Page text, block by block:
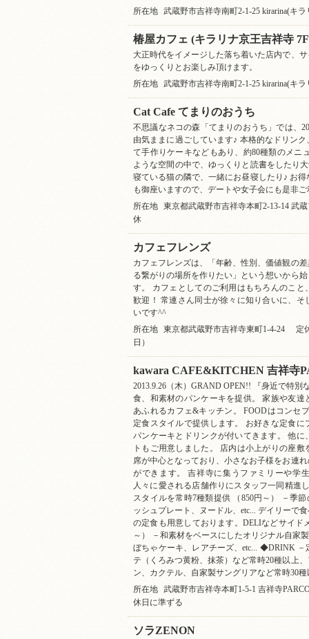
所在地
武蔵野市吉祥寺南町2-1-25 kirarina(キ
椿屋カフェ (キラリナ京王吉祥寺
大正時代をイメージした落ち着いた店内で、
をゆっくりとお楽しみ頂けます。
所在地
武蔵野市吉祥寺南町2-1-25 kirarina(キ
Cat Cafe てまりのおうち
不思議なネコの森「てまりのおうち」では、
由気ままに過ごしています♪ 本格的なドリン
て手作りケーキなどもあり、約80種類のメニ
ような空間の中で、ゆっくりと読書をしたり
寝ている猫の隣で、一緒にお昼寝したり♪ お
も御座いますので、デートや女子会にも是非
所在地
東京都武蔵野市吉祥寺本町2-13-14 武
休
カフェフレンズ
カフェフレンズは、「年齢、性別、価値観の
る繋がりの場所を作りたい」という想いから
す。 カフェとしてのご利用はもちろんのこ
歓迎！ 常連さん同士が徐々に知り合いに、
いです^^
所在地
東京都武蔵野市吉祥寺東町1-4-24
定
日）
kawara CAFE&KITCHEN 吉祥寺
2013.9.26（木）GRAND OPEN!! 『身近で特別
食、和素材のパンケーキを提供。 家族や友
あふれるカフェ&キッチン。 FOODはコンセ
定食スタイルで提供します。 お好きな定食
パンケーキとドリンクが付いてきます。 他
トもご用意しました。 店内は小上がりの座
席が中心となっており、小さなお子様をお連
ができます。 吉祥寺に集うファミリーや学
人々に愛される店舗作りにスタッフ一同精
スタイルを常時7種類提供 （850円～） －季
ッシュプレート、ヌードル、etc... デイリーで
の定食も用意しております。DELIなどサイド
～） －和素材をベースにしたオリジナル自家
ぼちゃケーキ、レアチーズ、etc... ◆DRINK
テ（くろみつ黄粉、抹茶）など常時20種以上
ン、カクテル、自家製サングリアなど常時30種
所在地
武蔵野市吉祥寺本町1-5-1 吉祥寺
休日に準ずる
ソラZENON